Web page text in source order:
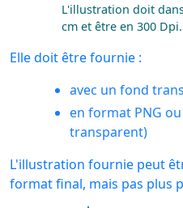
L'illustration doit
cm et être en 300 Dpi.
Elle doit être fournie :
avec un fond
en format PNG ou
transparent)
L'illustration fournie peut
format final, mais pas plus